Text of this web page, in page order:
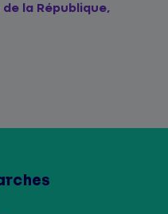
la République,